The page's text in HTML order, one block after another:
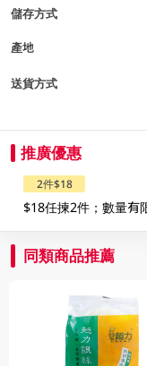
儲存方式
產地
送貨方式
推廣優惠
2件$18
$18任揀2件；數量有
同類商品推薦